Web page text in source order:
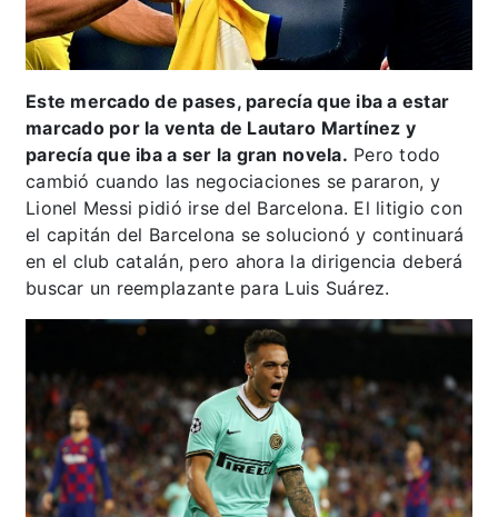
Este mercado de pases, parecía que iba a estar
marcado por la venta de Lautaro Martínez y
parecía que iba a ser la gran novela. Pero todo
cambió cuando las negociaciones se pararon, y
Lionel Messi pidió irse del Barcelona. El litigio con
el capitán del Barcelona se solucionó y continuará
en el club catalán, pero ahora la dirigencia deberá
buscar un reemplazante para Luis Suárez.